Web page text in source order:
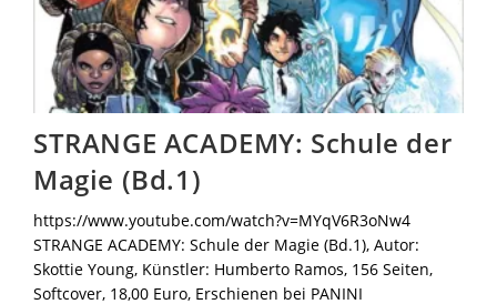
STRANGE ACADEMY: Schule der
Magie (Bd.1)
https://www.youtube.com/watch?v=MYqV6R3oNw4
STRANGE ACADEMY: Schule der Magie (Bd.1), Autor:
Skottie Young, Künstler: Humberto Ramos, 156 Seiten,
Softcover, 18,00 Euro, Erschienen bei PANINI